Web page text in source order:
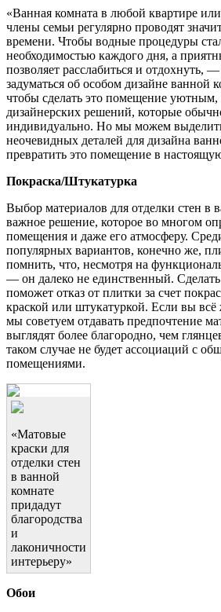
«Ванная комната в любой квартире
члены семьи регулярно проводят
времени. Чтобы водные процедуры
необходимостью каждого дня, а
позволяет расслабиться и отдохнуть,
задуматься об особом дизайне ванной
чтобы сделать это помещение уютным,
дизайнерских решений, которые
индивидуально. Но мы можем
неочевидных деталей для дизайна
превратить это помещение в
Покраска/Штукатурка
Выбор материалов для отделки стен в
важное решение, которое во многом
помещения и даже его атмосферу.
популярных вариантов, конечно же,
помнить, что, несмотря на
— он далеко не единственный.
поможет отказ от плитки за счет
краской или штукатуркой. Если вы всё
мы советуем отдавать предпочтение
выглядят более благородно, чем
таком случае не будет ассоциаций с
помещениями.
«Матовые
краски для
отделки стен
в ванной
комнате
придадут
благородства
и
лаконичности
интерьеру»
Обои